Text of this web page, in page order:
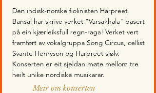
Den indisk-norske fiolinisten Harpreet
Bansal har skrive verket "Varsakhala" basert
på ein kjærleiksfull regn-raga! Verket vert
framført av vokalgruppa Song Circus, cellist
Svante Henryson og Harpreet sjølv.
Konserten er eit sjeldan møte mellom tre
heilt unike nordiske musikarar.
Meir om konserten